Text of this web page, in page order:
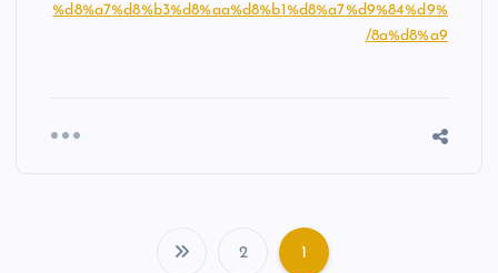
%d8%a7%d8%b3%d8%aa%d8%b1%d8%a7%d9%84%d9%
8a%d8%a9/
1
2